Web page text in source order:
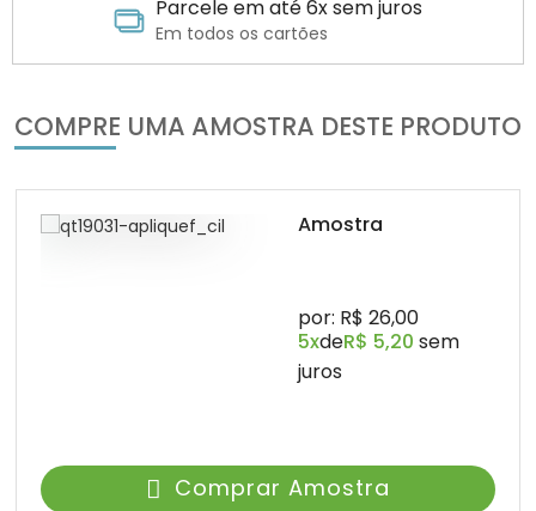
Parcele em até 6x sem juros
Em todos os cartões
COMPRE UMA AMOSTRA DESTE PRODUTO
Amostra
por: R$ 26,00
5xdeR$ 5,20 sem
juros
Comprar Amostra